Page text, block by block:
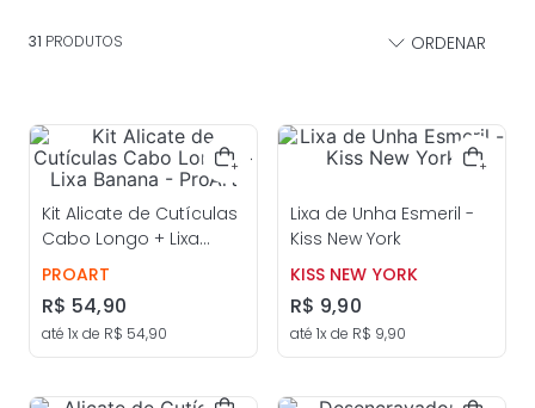
31 PRODUTOS
Kit Alicate de Cutículas
Cabo Longo + Lixa
Banana - ProArt
PROART
R$ 54,90
até 1x de R$ 54,90
Lixa de Unha Esmeril -
Kiss New York
KISS NEW YORK
R$ 9,90
até 1x de R$ 9,90